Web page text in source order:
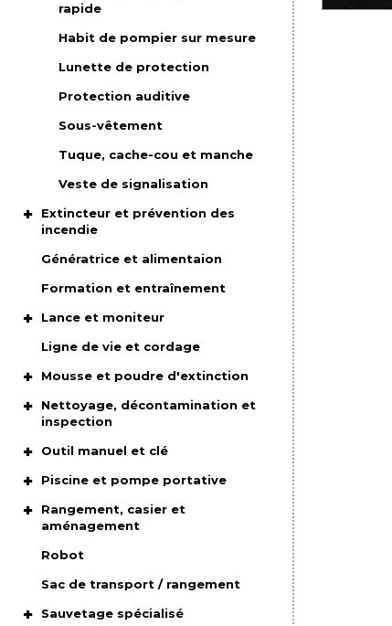
rapide
Habit de pompier sur mesure
Lunette de protection
Protection auditive
Sous-vêtement
Tuque, cache-cou et manche
Veste de signalisation
Extincteur et prévention des
incendie
Génératrice et alimentaion
Formation et entraînement
Lance et moniteur
Ligne de vie et cordage
Mousse et poudre d'extinction
Nettoyage, décontamination et
inspection
Outil manuel et clé
Piscine et pompe portative
Rangement, casier et
aménagement
Robot
Sac de transport / rangement
Sauvetage spécialisé